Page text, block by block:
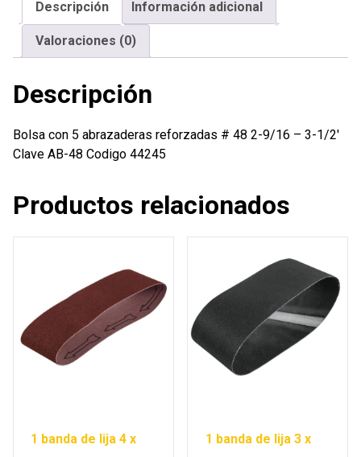
2-
9/16
3-
1/2'
cantidad
Descripción Información adicional
Valoraciones (0)
Descripción
Bolsa con 5 abrazaderas reforzadas # 48 2-9/16 – 3-1/2′
Clave AB-48 Codigo 44245
Productos relacionados
1 banda de lija 4 x
1 banda de lija 3 x